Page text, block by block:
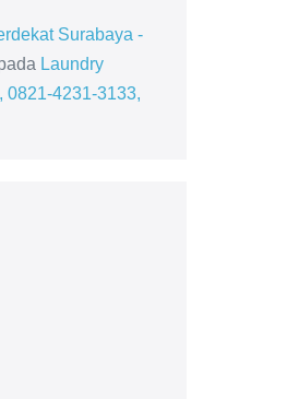
Surabaya -
Laundry
0821-4231-3133,